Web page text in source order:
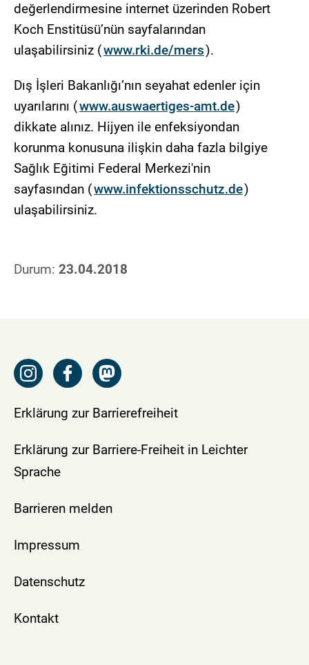
değerlendirmesine internet üzerinden Robert
Koch Enstitüsü’nün sayfalarından
ulaşabilirsiniz (www.rki.de/mers).
Dış İşleri Bakanlığı’nın seyahat edenler için
uyarılarını (www.auswaertiges-amt.de)
dikkate alınız. Hijyen ile enfeksiyondan
korunma konusuna ilişkin daha fazla bilgiye
Sağlık Eğitimi Federal Merkezi'nin
sayfasından (www.infektionsschutz.de)
ulaşabilirsiniz.
Durum: 23.04.2018
Erklärung zur Barrierefreiheit
Erklärung zur Barriere-Freiheit in Leichter
Sprache
Barrieren melden
Impressum
Datenschutz
Kontakt